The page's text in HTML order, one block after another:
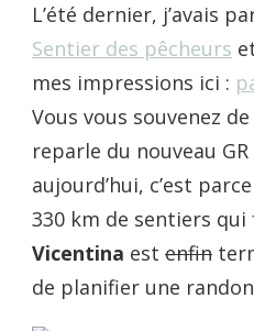
L’été dernier, j’avais
Sentier des pêcheurs
mes impressions ici :
Vous vous souvenez
reparle du nouveau
aujourd’hui, c’est
330 km de sentiers
Vicentina est enfin
de planifier une